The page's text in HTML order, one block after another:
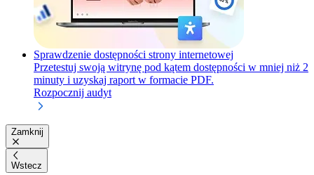
Sprawdzenie dostępności strony internetowej
Przetestuj swoją witrynę pod kątem dostępności w mniej niż 2
minuty i uzyskaj raport w formacie PDF.
Rozpocznij audyt
Zamknij
Wstecz